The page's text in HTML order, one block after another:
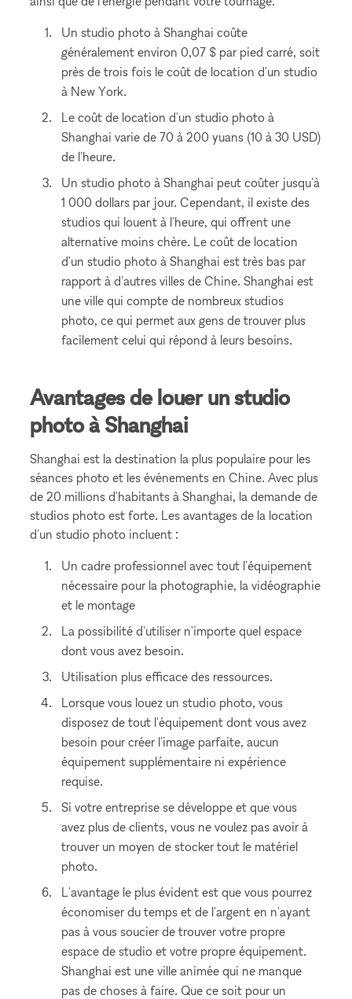
Un studio photo à Shanghai coûte
généralement environ 0,07 $ par pied carré, soit
près de trois fois le coût de location d'un studio
à New York.
Le coût de location d'un studio photo à
Shanghai varie de 70 à 200 yuans (10 à 30 USD)
de l'heure.
Un studio photo à Shanghai peut coûter jusqu'à
1 000 dollars par jour. Cependant, il existe des
studios qui louent à l'heure, qui offrent une
alternative moins chère. Le coût de location
d'un studio photo à Shanghai est très bas par
rapport à d'autres villes de Chine. Shanghai est
une ville qui compte de nombreux studios
photo, ce qui permet aux gens de trouver plus
facilement celui qui répond à leurs besoins.
Avantages de louer un studio
photo à Shanghai
Shanghai est la destination la plus populaire pour les
séances photo et les événements en Chine. Avec plus
de 20 millions d'habitants à Shanghai, la demande de
studios photo est forte. Les avantages de la location
d'un studio photo incluent :
Un cadre professionnel avec tout l'équipement
nécessaire pour la photographie, la vidéographie
et le montage
La possibilité d'utiliser n'importe quel espace
dont vous avez besoin.
Utilisation plus efficace des ressources.
Lorsque vous louez un studio photo, vous
disposez de tout l'équipement dont vous avez
besoin pour créer l'image parfaite, aucun
équipement supplémentaire ni expérience
requise.
Si votre entreprise se développe et que vous
avez plus de clients, vous ne voulez pas avoir à
trouver un moyen de stocker tout le matériel
photo.
L'avantage le plus évident est que vous pourrez
économiser du temps et de l'argent en n'ayant
pas à vous soucier de trouver votre propre
espace de studio et votre propre équipement.
Shanghai est une ville animée qui ne manque
pas de choses à faire. Que ce soit pour un